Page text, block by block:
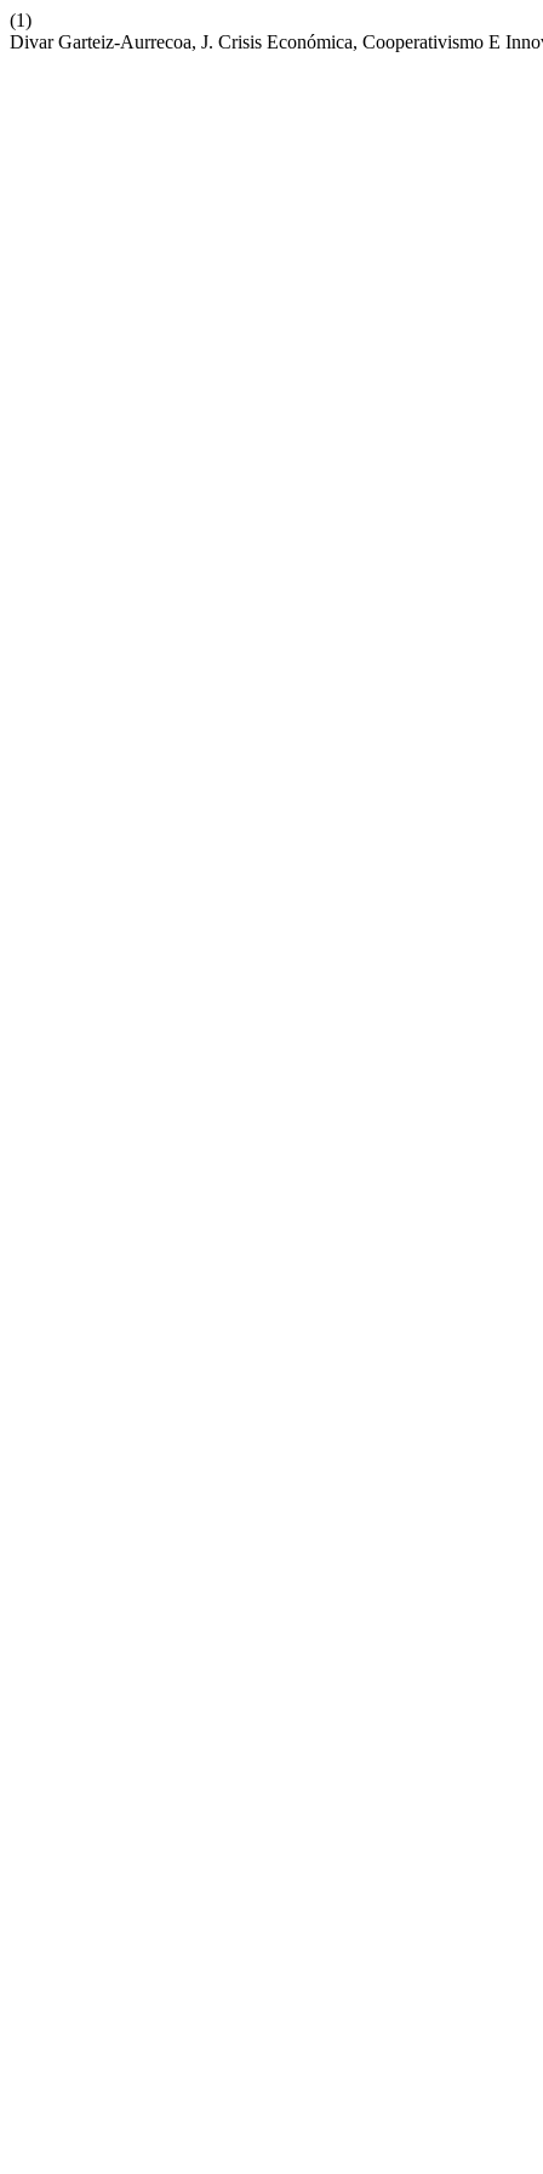
(1)
Divar Garteiz-Aurrecoa, J. Crisis Económica, Cooperativismo E